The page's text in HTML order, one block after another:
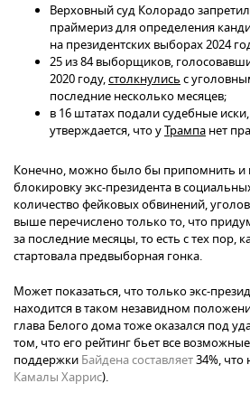
Верховный суд Колорадо запретил
праймериз для определения
на президентских выборах 2024
25 из 84 выборщиков,
2020 году,столкнулись с
последние несколько месяцев;
в 16 штатах подали судебные
утверждается, что уТрампа нет
Конечно, можно было бы припомнить и
блокировку экс-президента в
количество фейковых обвинений,
выше перечислено только то, что
за последние месяцы, то есть с тех пор,
стартовала предвыборная гонка.
Может показаться, что только экс-
находится в таком незавидном
глава Белого дома тоже оказался под
том, что его рейтинг бьет все
поддержки Байденасоставляет34%, что
Камалы Харрис).